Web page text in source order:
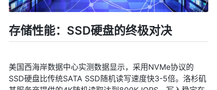
存储性能：SSD硬盘的终极对决
美国西海岸数据中心实测数据显示，采用NVMe协议的
SSD硬盘比传统SATA SSD随机读写速度快3-5倍。洛杉矶